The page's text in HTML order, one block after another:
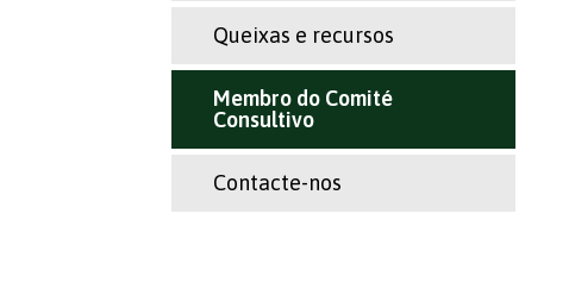
Queixas e recursos
Membro do Comité
Consultivo
Contacte-nos